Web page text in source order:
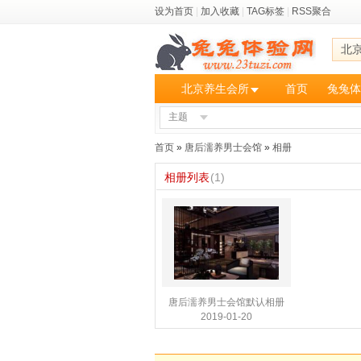
设为首页 加入收藏 TAG标签 RSS聚合
北
北京养生会所 首页 兔兔
主题
首页 » 唐后濡养男士会馆 » 相册
相册列表(1)
唐后濡养男士会馆默认相册
2019-01-20